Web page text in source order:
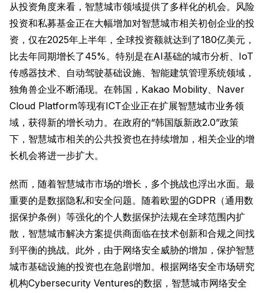
从投资角度来看，智慧城市领域提供了多样化的机会。风险
投资和私募基金正在大幅增加对智慧城市相关初创企业的投
资，仅在2025年上半年，全球投资额就达到了180亿美元，
比去年同期增长了45%。特别是在AI基础的城市分析、IoT
传感器技术、自动驾驶基础设施、智能建筑管理系统领域，
独角兽企业不断涌现。在韩国，Kakao Mobility、Naver
Cloud Platform等现有ICT企业正在扩展智慧城市业务领
域，获得新的增长动力。在政府的“韩国版新政2.0”政策
下，智慧城市相关的公共投资也在持续增加，相关企业的增
长机会将进一步扩大。
然而，随着智慧城市市场的增长，多个挑战也浮出水面。最
重要的是数据隐私和安全问题。随着欧盟的GDPR（通用数
据保护条例）等强化的个人数据保护法规在全球范围内扩
散，智慧城市解决方案提供商面临在技术创新和合规之间找
到平衡的挑战。此外，由于网络安全威胁的增加，保护智慧
城市基础设施的投资也在急剧增加。根据网络安全市场研究
机构Cybersecurity Ventures的数据，智慧城市网络安全